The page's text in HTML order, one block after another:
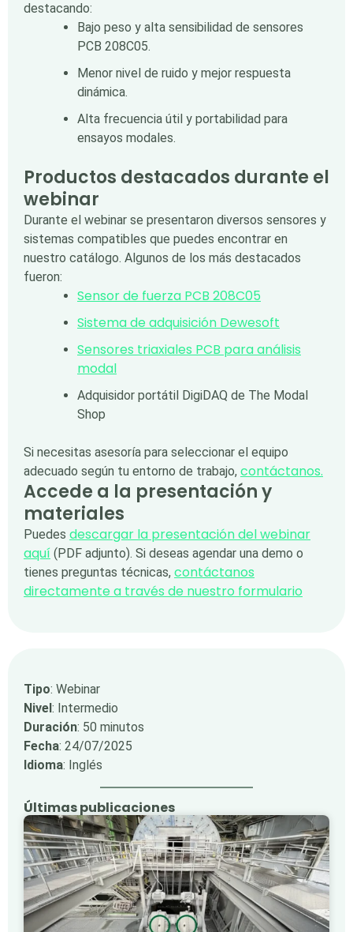
destacando:
Bajo peso y alta sensibilidad de sensores
PCB 208C05.
Menor nivel de ruido y mejor respuesta
dinámica.
Alta frecuencia útil y portabilidad para
ensayos modales.
Productos destacados durante el
webinar
Durante el webinar se presentaron diversos sensores y
sistemas compatibles que puedes encontrar en
nuestro catálogo. Algunos de los más destacados
fueron:
Sensor de fuerza PCB 208C05
Sistema de adquisición Dewesoft
Sensores triaxiales PCB para análisis
modal
Adquisidor portátil DigiDAQ de The Modal
Shop
Si necesitas asesoría para seleccionar el equipo
adecuado según tu entorno de trabajo, contáctanos.
Accede a la presentación y
materiales
Puedes descargar la presentación del webinar
aquí (PDF adjunto). Si deseas agendar una demo o
tienes preguntas técnicas, contáctanos
directamente a través de nuestro formulario
Tipo: Webinar
Nivel : Intermedio
Duración: 50 minutos
Fecha: 24/07/2025
Idioma: Inglés
Últimas publicaciones